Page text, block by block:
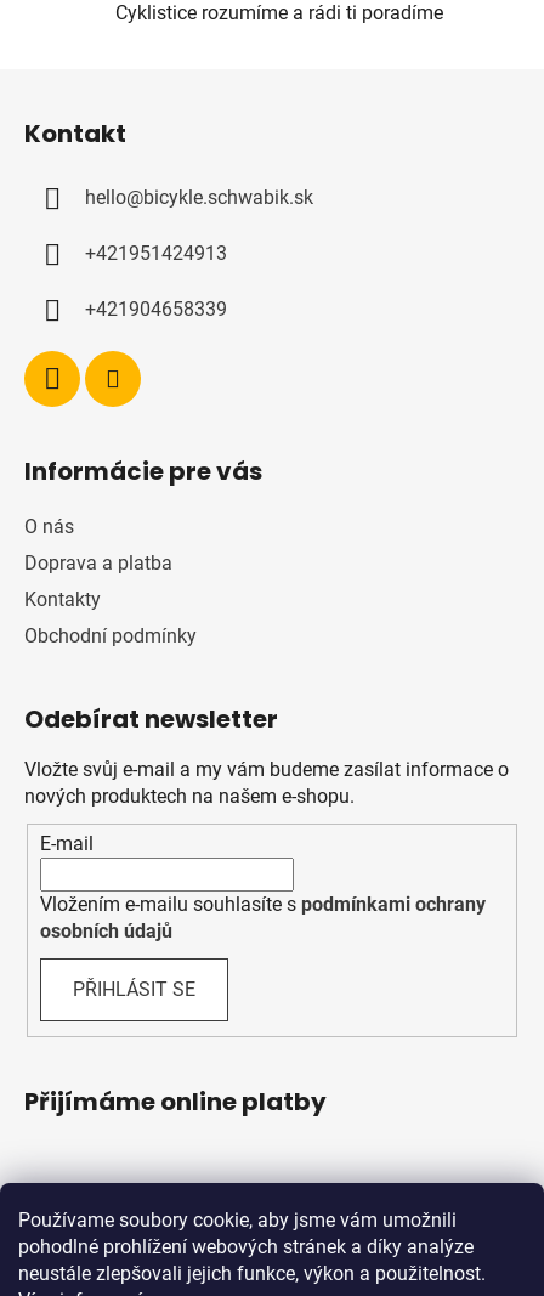
Používame soubory cookie, aby jsme vám umožnili
pohodlné prohlížení webových stránek a díky analýze
neustále zlepšovali jejich funkce, výkon a použitelnost.
i
Cyklistice rozumíme a rádi ti poradíme
Kontakt
hello@bicykle.schwabik.sk
+421951424913
+421904658339
Informácie pre vás
O nás
Doprava a platba
Kontakty
Obchodní podmínky
Odebírat newsletter
Vložte svůj e-mail a my vám budeme zasílat informace o
nových produktech na našem e-shopu.
E-mail
Vložením e-mailu souhlasíte s podmínkami ochrany
osobních údajů
PŘIHLÁSIT SE
Přijímáme online platby